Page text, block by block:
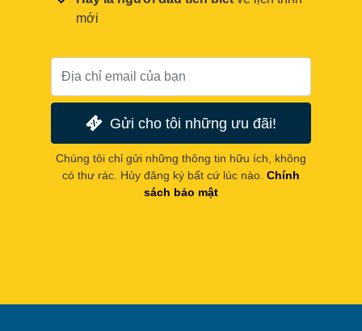
mới
Gửi cho tôi những ưu đãi!
Chúng tôi chỉ gửi những thông tin hữu ích, không
có thư rác. Hủy đăng ký bất cứ lúc nào. Chính
sách bảo mật